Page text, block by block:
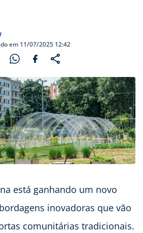
em 11/07/2025 12:42
está ganhando um novo
inovadoras que vão
comunitárias tradicionais.